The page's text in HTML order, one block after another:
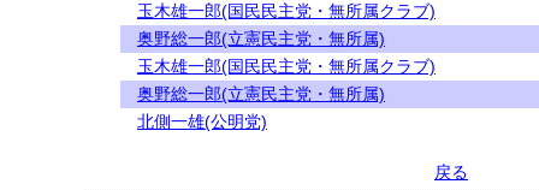
玉木雄一郎(国民民主党・無所属クラブ)
奥野総一郎(立憲民主党・無所属)
玉木雄一郎(国民民主党・無所属クラブ)
奥野総一郎(立憲民主党・無所属)
北側一雄(公明党)
戻る